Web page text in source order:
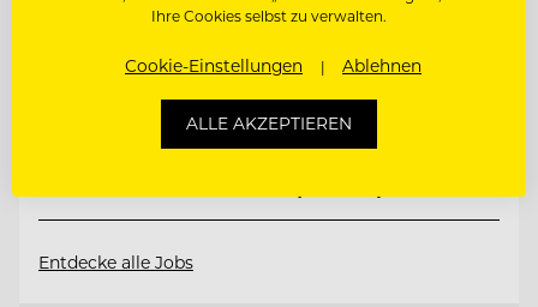
COMMIS DE CUISINE (M/W/D)
Entdecke alle Jobs
Ihre Cookies selbst zu verwalten.
Cookie-Einstellungen Ablehnen
ALLE AKZEPTIEREN